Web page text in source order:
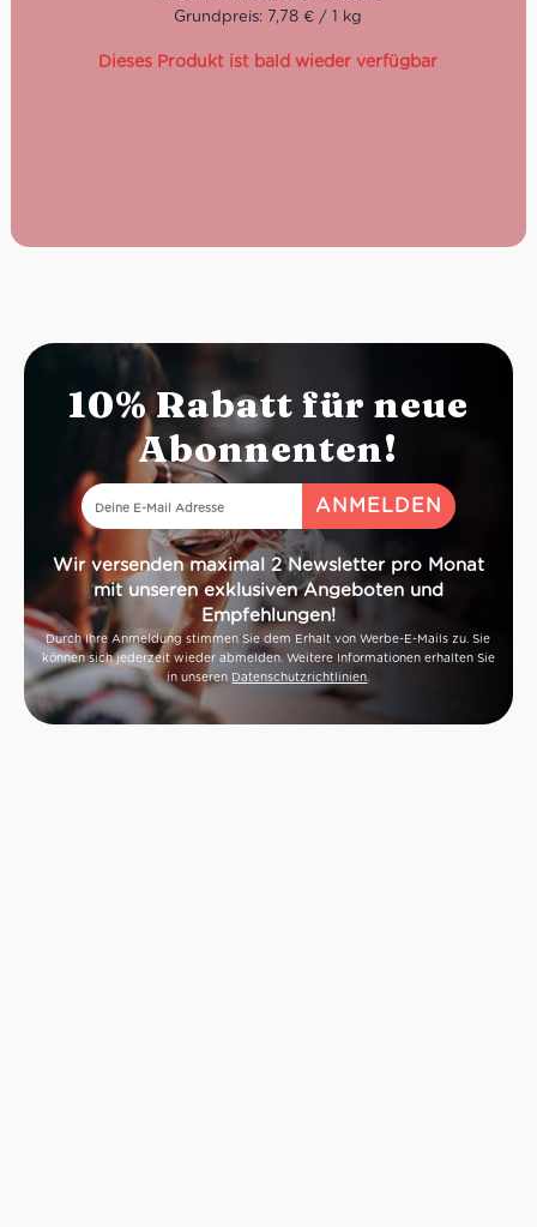
Grundpreis: 7,78 € / 1 kg
Dieses Produkt ist bald wieder verfügbar
10% Rabatt für neue
Abonnenten!
Wir versenden maximal 2 Newsletter pro Monat
mit unseren exklusiven Angeboten und
Empfehlungen!
Durch Ihre Anmeldung stimmen Sie dem Erhalt von Werbe-E-Mails zu. Sie
können sich jederzeit wieder abmelden. Weitere Informationen erhalten Sie
in unseren Datenschutzrichtlinien